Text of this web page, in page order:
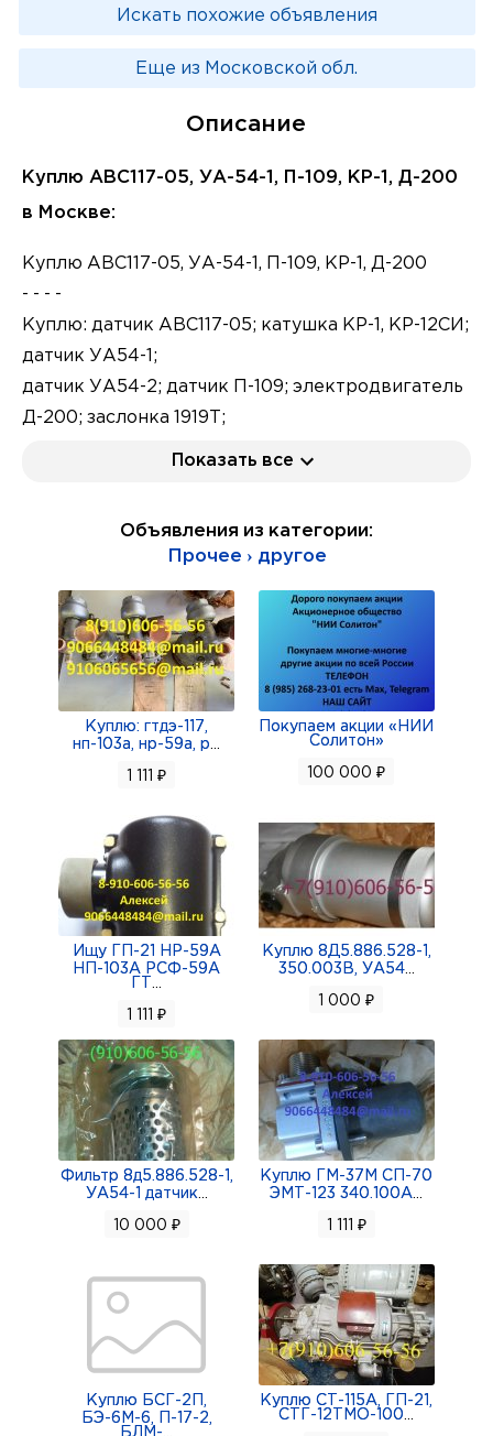
Искать похожие объявления
Еще из Московской обл.
Описание
Куплю АВС117-05, УА-54-1, П-109, КР-1, Д-200
в Москве:
Куплю АВС117-05, УА-54-1, П-109, КР-1, Д-200
- - - -
Куплю: датчик АВС117-05; катушка КР-1, КР-12СИ;
датчик УА54-1;
датчик УА54-2; датчик П-109; электродвигатель
Д-200; заслонка 1919Т;
Куплю: клапан МКТ-17Б; клапан МКТ-16; датчики
датчики П-109М4;
электродвигатели МТ-3000 2С и 3С;
заслонки 1919Т в комплекте с
электромеханизмами ЭПВ-50БТ 2 серии;
Куплю: заслонки 3175 с МПК-13А5; клапаны
МКТ-16; клапаны МКТ-17Б; клапаны МКТ-361А;
Куплю: катушки КР-1; катушки КР-12СИ; насосы
БНК-10КФН; насосы НП-96М;
насосы 702М.500 в комплекте с
электродвигателями; насосы 4020; насосы 888;
Показать все
Объявления из категории:
Прочее › другое
Куплю: гтдэ-117,
нп-103а, нр-59а, р
1 111 ₽
Покупаем акции «НИИ
Солитон»
100 000 ₽
Ищу ГП-21 НР-59А
НП-103А РСФ-59А
1 111 ₽
Куплю 8Д5.886.528-1,
350.003В, УА54...
1 000 ₽
Фильтр 8д5.886.528-1,
УА54-1 датчик
10 000 ₽
Куплю ГМ-37М СП-70
ЭМТ-123 340.100А
1 111 ₽
Куплю БСГ-2П,
БЭ-6М-6, П-17-2,
БЛМ-
Куплю СТ-115А, ГП-21,
СТГ-12ТМО-100